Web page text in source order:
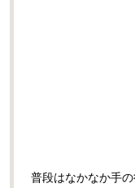
普段はなかなか手